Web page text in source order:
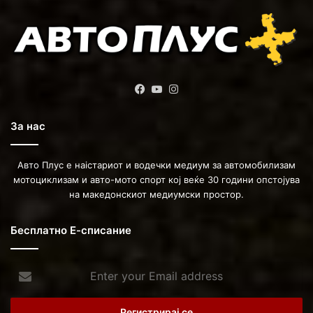
Facebook
YouTube
За нас
Авто Плус е наістариот и водечки медиум за автомобилизам
мотоциклизам и авто-мото спорт кој веќе 30 години опстојува
на македонскиот медиумски простор.
Бесплатно Е-списание
Enter
your
Email